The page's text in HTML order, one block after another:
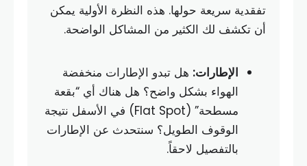
تفقدية سريعة حولها. هذه النظرة الأولية يمكن
أن تكشف لك الكثير من المشاكل الواضحة.
الإطارات: هل تبدو الإطارات منخفضة
الهواء بشكل واضح؟ هل هناك أي “بقعة
مسطحة” (Flat Spot) في الأسفل نتيجة
الوقوف الطويل؟ سنتحدث عن الإطارات
بالتفصيل لاحقاً.